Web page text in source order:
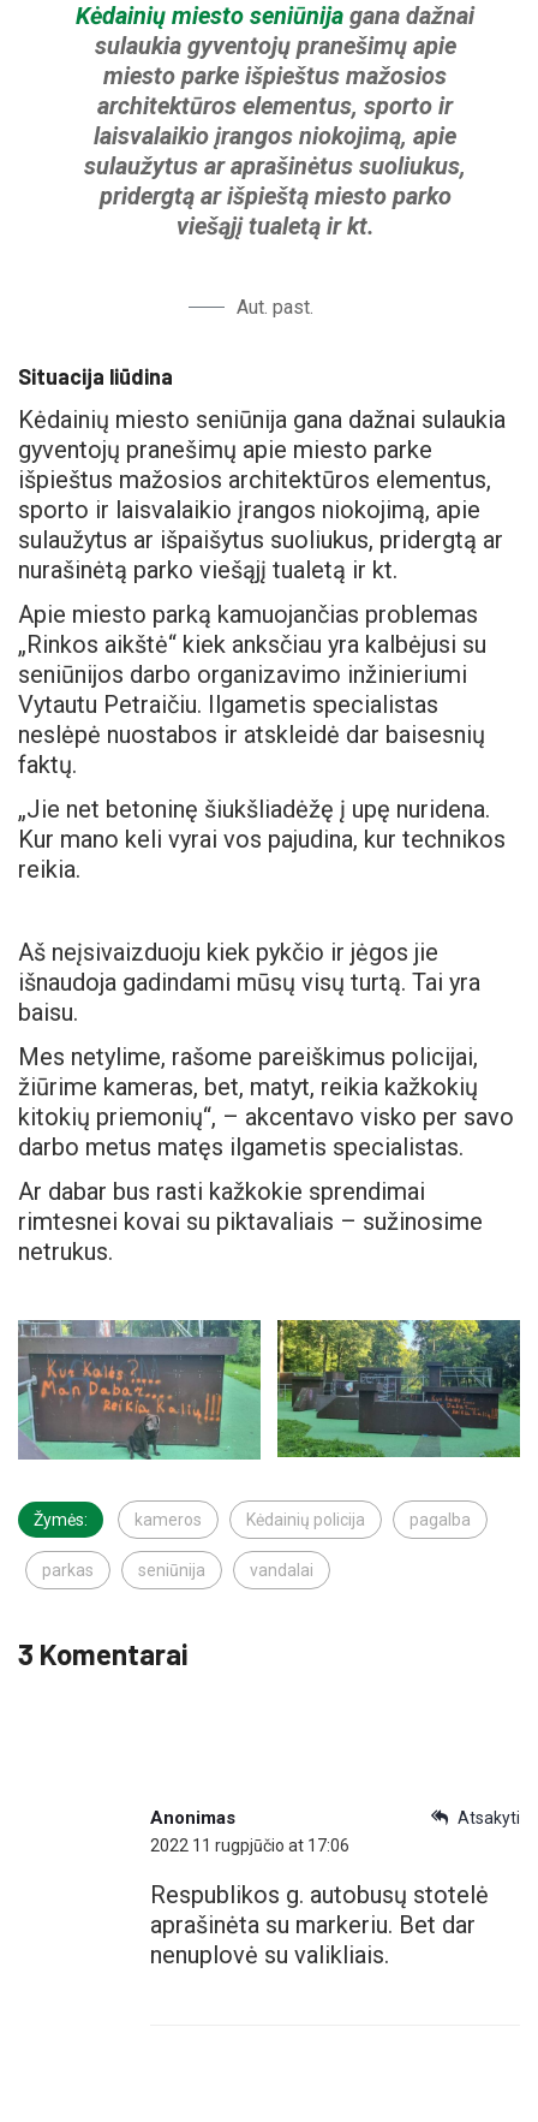
Kėdainių miesto seniūnija gana dažnai
sulaukia gyventojų pranešimų apie
miesto parke išpieštus mažosios
architektūros elementus, sporto ir
laisvalaikio įrangos niokojimą, apie
sulaužytus ar aprašinėtus suoliukus,
pridergtą ar išpieštą miesto parko
viešąjį tualetą ir kt.
Aut. past.
Situacija liūdina
Kėdainių miesto seniūnija gana dažnai sulaukia
gyventojų pranešimų apie miesto parke
išpieštus mažosios architektūros elementus,
sporto ir laisvalaikio įrangos niokojimą, apie
sulaužytus ar išpaišytus suoliukus, pridergtą ar
nurašinėtą parko viešąjį tualetą ir kt.
Apie miesto parką kamuojančias problemas
„Rinkos aikštė“ kiek anksčiau yra kalbėjusi su
seniūnijos darbo organizavimo inžinieriumi
Vytautu Petraičiu. Ilgametis specialistas
neslėpė nuostabos ir atskleidė dar baisesnių
faktų.
„Jie net betoninę šiukšliadėžę į upę nuridena.
Kur mano keli vyrai vos pajudina, kur technikos
reikia.
Aš neįsivaizduoju kiek pykčio ir jėgos jie
išnaudoja gadindami mūsų visų turtą. Tai yra
baisu.
Mes netylime, rašome pareiškimus policijai,
žiūrime kameras, bet, matyt, reikia kažkokių
kitokių priemonių“, – akcentavo visko per savo
darbo metus matęs ilgametis specialistas.
Ar dabar bus rasti kažkokie sprendimai
rimtesnei kovai su piktavaliais – sužinosime
netrukus.
Žymės: kameros Kėdainių policija pagalba
parkas seniūnija vandalai
3 Komentarai
Atsakyti
Anonimas
2022 11 rugpjūčio at 17:06
Respublikos g. autobusų stotelė
aprašinėta su markeriu. Bet dar
nenuplovė su valikliais.